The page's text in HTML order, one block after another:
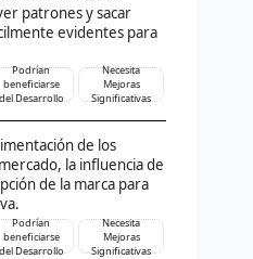
patrones y sacar
evidentes para
Podrían
beneficiarse
del Desarrollo
Necesita
Mejoras
Significativas
de los
la influencia de
de la marca para
Podrían
beneficiarse
del Desarrollo
Necesita
Mejoras
Significativas